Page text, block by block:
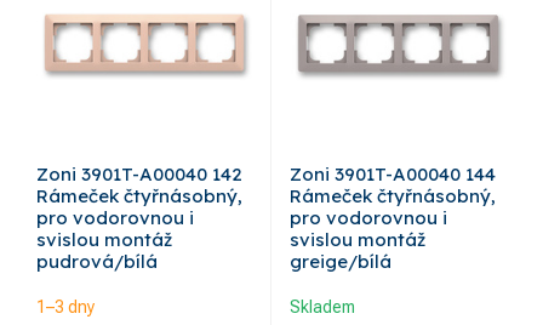
Zoni 3901T-A00040 142
Rámeček čtyřnásobný,
pro vodorovnou i
svislou montáž
pudrová/bílá
1–3 dny
Zoni 3901T-A00040 144
Rámeček čtyřnásobný,
pro vodorovnou i
svislou montáž
greige/bílá
Skladem